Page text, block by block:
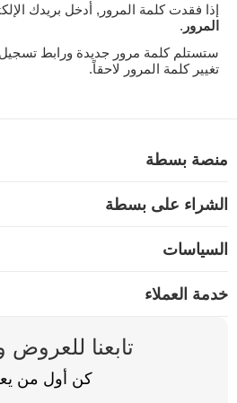
إذا فقدت كلمة المرور, أدخل بريدك
المرور .
ستستلم كلمة مرور جديدة ورابط
تغيير كلمة المرور لاحقاً.
منصة بسطة
الشراء على بسطة
السياسات
خدمة العملاء
تابعنا للعروض
كن أول من